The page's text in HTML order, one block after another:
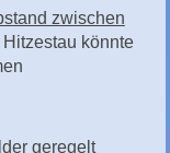
zwischen
könnte
geregelt